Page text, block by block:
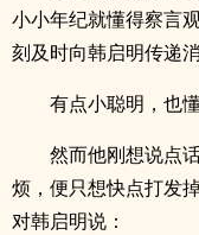
小小年纪就懂得察言
刻及时向韩启明传递消
有点小聪明，也
然而他刚想说点
烦，便只想快点打发
对韩启明说：